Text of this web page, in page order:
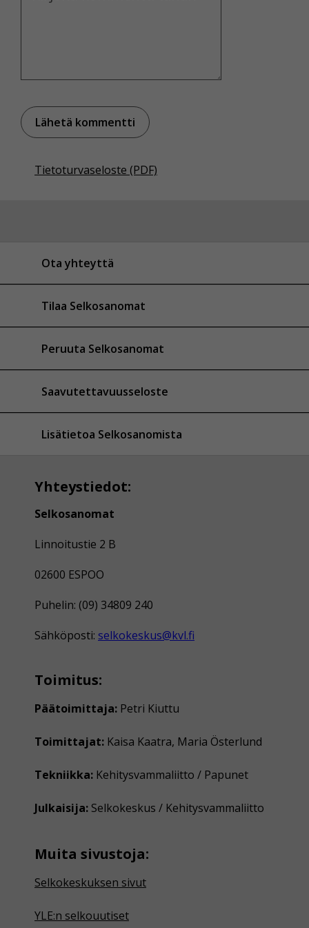
Tietoturvaseloste (PDF)
Ota yhteyttä
Tilaa Selkosanomat
Peruuta Selkosanomat
Saavutettavuusseloste
Lisätietoa Selkosanomista
Yhteystiedot:
Selkosanomat
Linnoitustie 2 B
02600 ESPOO
Puhelin: (09) 34809 240
Sähköposti: selkokeskus@kvl.fi
Toimitus:
Päätoimittaja: Petri Kiuttu
Toimittajat: Kaisa Kaatra, Maria Österlund
Tekniikka: Kehitysvammaliitto / Papunet
Julkaisija: Selkokeskus / Kehitysvammaliitto
Muita sivustoja:
Selkokeskuksen sivut
YLE:n selkouutiset